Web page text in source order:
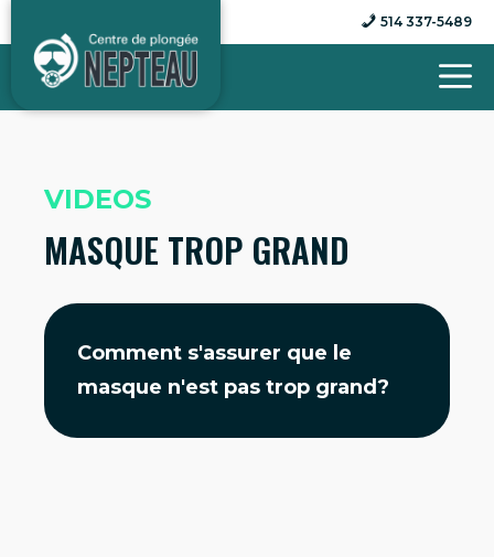
contenu
514 337-5489
VIDEOS
MASQUE TROP GRAND
Comment s'assurer que le
masque n'est pas trop grand?